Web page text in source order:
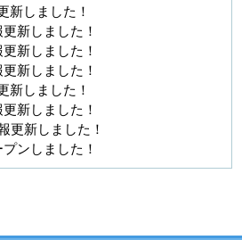
新しました！
新しました！
新しました！
新しました！
新しました！
新しました！
更新しました！
ンしました！